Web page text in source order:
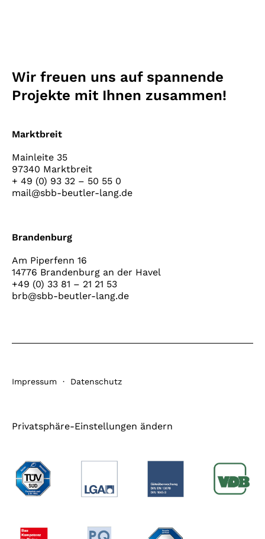
Wir freuen uns auf spannende
Projekte mit Ihnen zusammen!
Marktbreit
Mainleite 35
97340 Marktbreit
+ 49 (0) 93 32 – 50 55 0
mail@sbb-beutler-lang.de
Brandenburg
Am Piperfenn 16
14776 Brandenburg an der Havel
+49 (0) 33 81 – 21 21 53
brb@sbb-beutler-lang.de
Privatsphäre-Einstellungen ändern
Impressum · Datenschutz